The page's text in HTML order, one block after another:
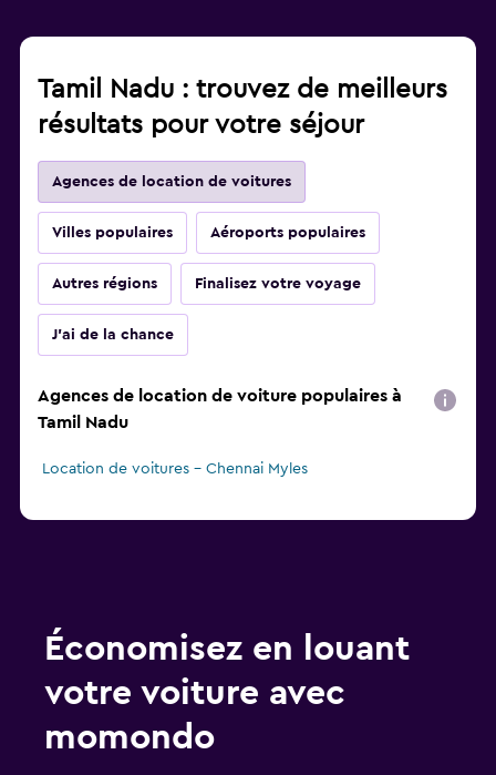
Tamil Nadu : trouvez de meilleurs
résultats pour votre séjour
Agences de location de voitures
Villes populaires Aéroports populaires
Autres régions Finalisez votre voyage
J'ai de la chance
Agences de location de voiture populaires à
Tamil Nadu
Location de voitures - Chennai Myles
Économisez en louant
votre voiture avec
momondo